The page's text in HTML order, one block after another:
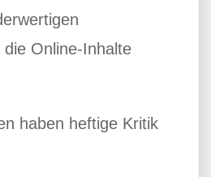
Online-Inhalte
haben heftige Kritik